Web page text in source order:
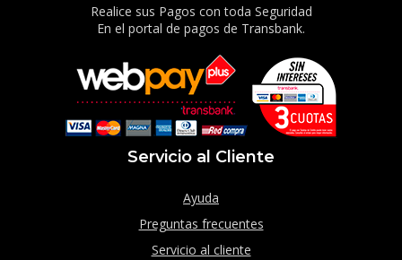
Realice sus Pagos con toda Seguridad
En el portal de pagos de Transbank.
Servicio al Cliente
Ayuda
Preguntas frecuentes
Servicio al cliente